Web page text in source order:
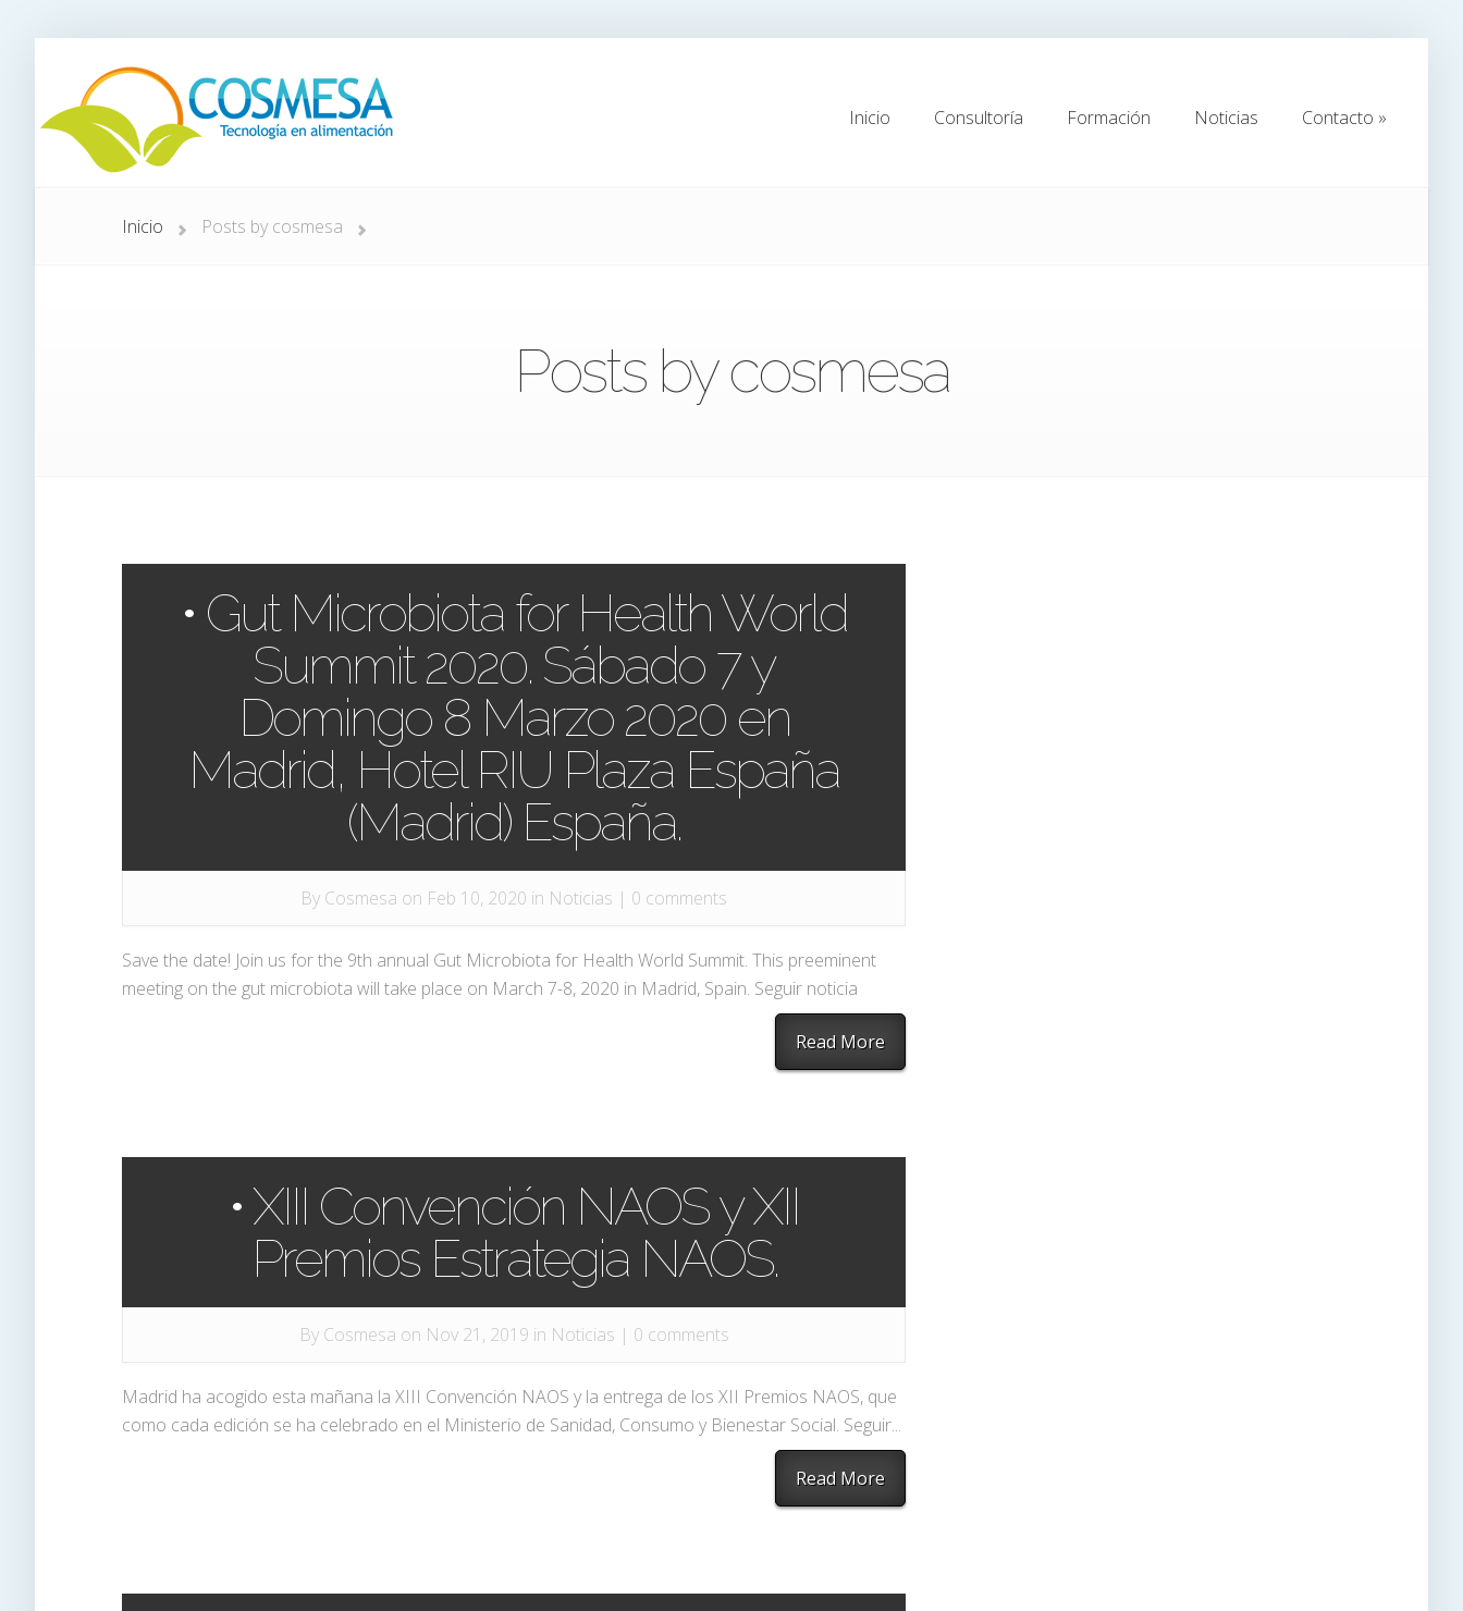
Inicio Consultoría Formación Noticias Contacto »
Inicio Posts by cosmesa
Posts by cosmesa
• Gut Microbiota for Health World
Summit 2020. Sábado 7 y
Domingo 8 Marzo 2020 en
Madrid, Hotel RIU Plaza España
(Madrid) España.
By Cosmesa on Feb 10, 2020 in Noticias | 0 comments
Save the date! Join us for the 9th annual Gut Microbiota for Health World Summit. This preeminent
meeting on the gut microbiota will take place on March 7-8, 2020 in Madrid, Spain. Seguir noticia
Read More
• XIII Convención NAOS y XII
Premios Estrategia NAOS.
By Cosmesa on Nov 21, 2019 in Noticias | 0 comments
Madrid ha acogido esta mañana la XIII Convención NAOS y la entrega de los XII Premios NAOS, que
como cada edición se ha celebrado en el Ministerio de Sanidad, Consumo y Bienestar Social. Seguir...
Read More